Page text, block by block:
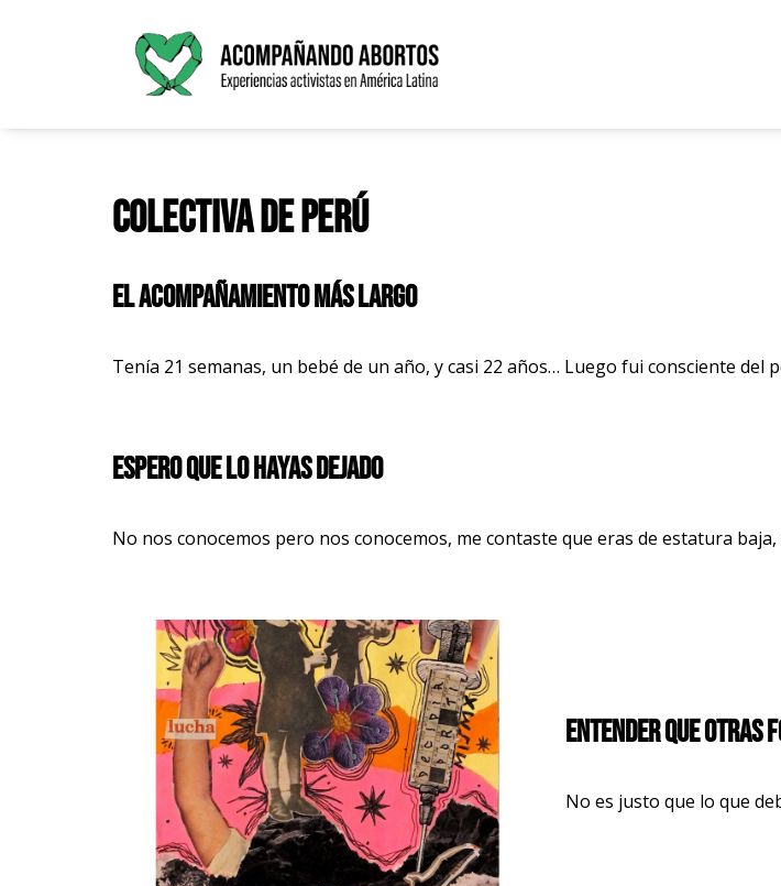
Colectiva de Perú
El acompañamiento más largo
Tenía 21 semanas, un bebé de un año, y casi 22 años… Luego fui consciente
Espero que lo hayas dejado
No nos conocemos pero nos conocemos, me contaste que eras de estatura
Entender que otras
No es justo que lo que